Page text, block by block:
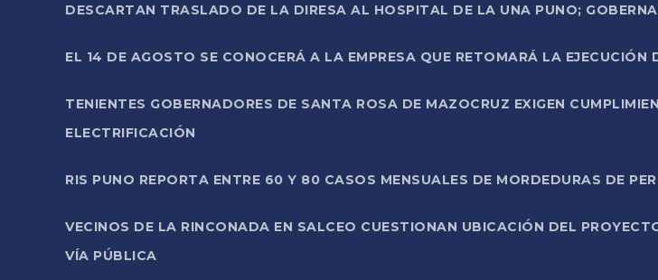
DESCARTAN TRASLADO DE LA DIRESA AL HOSPITAL DE LA UNA PUNO;
EL 14 DE AGOSTO SE CONOCERÁ A LA EMPRESA QUE RETOMARÁ LA EJECUCIÓN
TENIENTES GOBERNADORES DE SANTA ROSA DE MAZOCRUZ EXIGEN
ELECTRIFICACIÓN
RIS PUNO REPORTA ENTRE 60 Y 80 CASOS MENSUALES DE MORDEDURAS DE
VECINOS DE LA RINCONADA EN SALCEO CUESTIONAN UBICACIÓN DEL
VÍA PÚBLICA